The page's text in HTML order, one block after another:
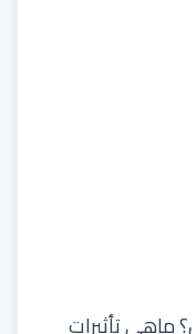
ماهي تأثيرات